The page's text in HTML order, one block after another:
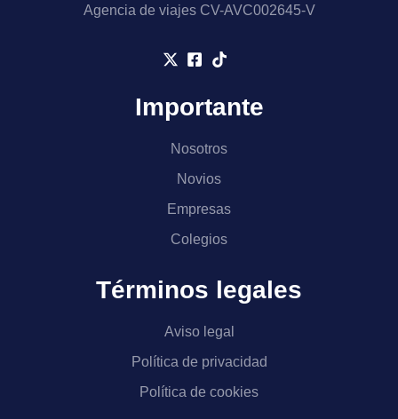
Agencia de viajes CV-AVC002645-V
Importante
Nosotros
Novios
Empresas
Colegios
Términos legales
Aviso legal
Política de privacidad
Política de cookies